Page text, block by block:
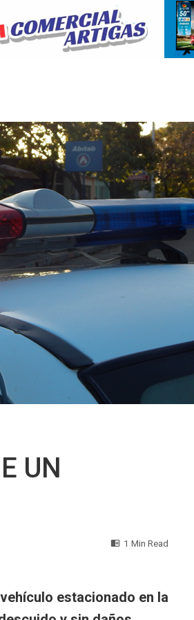
UN
1 Min Read
estacionado en la